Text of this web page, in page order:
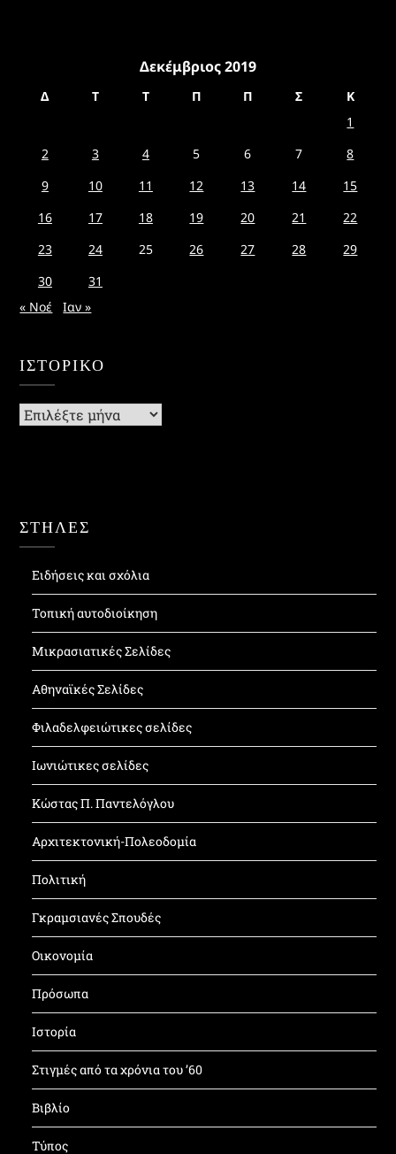
Δεκέμβριος 2019
Δ Τ Τ Π Π Σ
Κ
1
2
3 4 5 6 7
8
9
10 11 12 13 14
15
16
17 18 19 20 21
22
23
24 25 26 27 28
29
30
31
« Νοέ
Ιαν »
ΙΣΤΟΡΙΚΌ
Ιστορικό
ΣΤΗΛΕΣ
Ειδήσεις και σχόλια
Τοπική αυτοδιοίκηση
Μικρασιατικές Σελίδες
Αθηναϊκές Σελίδες
Φιλαδελφειώτικες σελίδες
Ιωνιώτικες σελίδες
Κώστας Π. Παντελόγλου
Αρχιτεκτονική-Πολεοδομία
Πολιτική
Γκραμσιανές Σπουδές
Οικονομία
Πρόσωπα
Ιστορία
Στιγμές από τα χρόνια του ’60
Βιβλίο
Τύπος